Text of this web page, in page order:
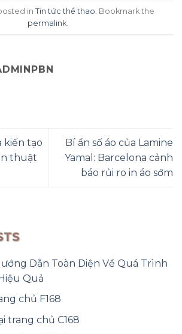
in Tin tức thể thao . Bookmark the
permalink
kiến tạo
thuật
Bí ẩn số áo của Lamine
Yamal: Barcelona cảnh
báo rủi ro in áo sớm
Dẫn Toàn Diện Về Quá Trình
Quả
chủ F168
trang chủ C168